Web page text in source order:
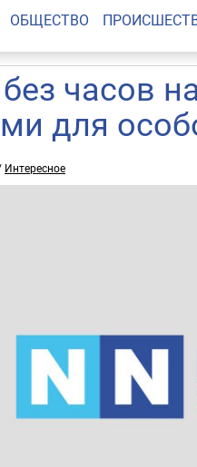
ОБЩЕСТВО
часов
для
Интересное